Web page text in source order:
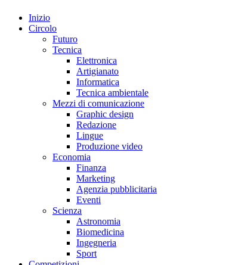
Inizio
Circolo
Futuro
Tecnica
Elettronica
Artigianato
Informatica
Tecnica ambientale
Mezzi di comunicazione
Graphic design
Redazione
Lingue
Produzione video
Economia
Finanza
Marketing
Agenzia pubblicitaria
Eventi
Scienza
Astronomia
Biomedicina
Ingegneria
Sport